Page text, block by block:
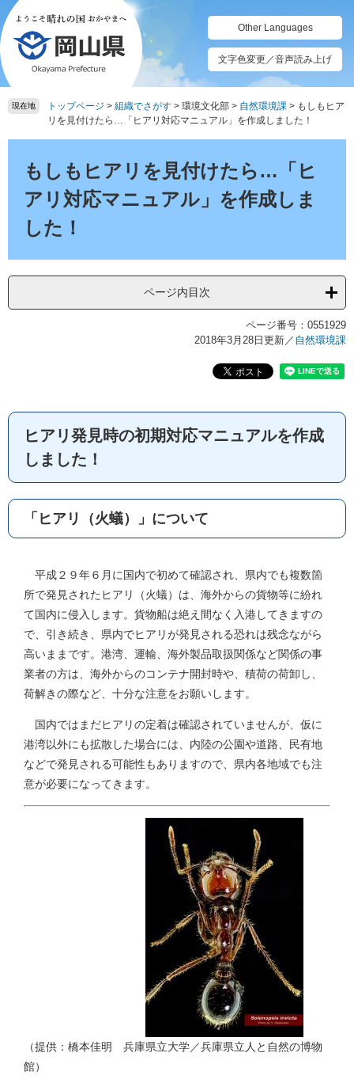
ペ
ー
ジ
の
先
頭
メ
ニ
ュ
ー
を
飛
て
Other Languages
文字色変更／音声読み上げ
現在地 トップページ > 組織でさがす > 環境文化部 > 自然環境課 > もしもヒア
リを見付けたら…「ヒアリ対応マニュアル」を作成しました！
もしもヒアリを見付けたら…「ヒ
アリ対応マニュアル」を作成しま
した！
ページ内目次
ページ番号：0551929
2018年3月28日更新／ 自然環境課
ヒアリ発見時の初期対応マニュアルを作成
しました！
「ヒアリ（火蟻）」について
平成２９年６月に国内で初めて確認され、県内でも複数箇
所で発見されたヒアリ（火蟻）は、海外からの貨物等に紛れ
て国内に侵入します。貨物船は絶え間なく入港してきますの
で、引き続き、県内でヒアリが発見される恐れは残念ながら
高いままです。港湾、運輸、海外製品取扱関係など関係の事
業者の方は、海外からのコンテナ開封時や、積荷の荷卸し、
荷解きの際など、十分な注意をお願いします。
国内ではまだヒアリの定着は確認されていませんが、仮に
港湾以外にも拡散した場合には、内陸の公園や道路、民有地
などで発見される可能性もありますので、県内各地域でも注
意が必要になってきます。
（提供：橋本佳明 兵庫県立大学／兵庫県立人と自然の博物
館）